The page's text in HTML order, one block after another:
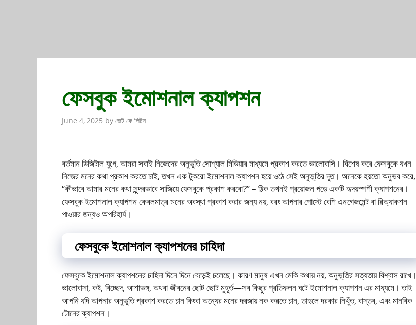
ফেসবুক ইমোশনাল ক্যাপশন
June 4, 2025 by জেট কে লিটন
বর্তমান ডিজিটাল যুগে, আমরা সবাই নিজেদের অনুভূতি সোশ্যাল মিডিয়ার মাধ্যমে প্রকাশ করতে ভালোবাসি। বিশেষ করে ফেসবুকে যখন
নিজের মনের কথা প্রকাশ করতে চাই, তখন এক টুকরো ইমোশনাল ক্যাপশন হয়ে ওঠে সেই অনুভূতির দূত। অনেকে হয়তো অনুভব করে,
“কীভাবে আমার মনের কথা সুন্দরভাবে সাজিয়ে ফেসবুকে প্রকাশ করবো?” – ঠিক তখনই প্রয়োজন পড়ে একটি হৃদয়স্পর্শী ক্যাপশনের।
ফেসবুক ইমোশনাল ক্যাপশন কেবলমাত্র মনের অবস্থা প্রকাশ করার জন্য নয়, বরং আপনার পোস্টে বেশি এনগেজমেন্ট বা রিঅ্যাকশন
পাওয়ার জন্যও অপরিহার্য।
ফেসবুকে ইমোশনাল ক্যাপশনের চাহিদা
ফেসবুকে ইমোশনাল ক্যাপশনের চাহিদা দিনে দিনে বেড়েই চলেছে। কারণ মানুষ এখন মেকি কথায় নয়, অনুভূতির সত্যতায় বিশ্বাস রাখে।
ভালোবাসা, কষ্ট, বিচ্ছেদ, আশাভঙ্গ, অথবা জীবনের ছোট ছোট মুহূর্ত—সব কিছুর প্রতিফলন ঘটে ইমোশনাল ক্যাপশন এর মাধ্যমে। তাই
আপনি যদি আপনার অনুভূতি প্রকাশ করতে চান কিংবা অন্যের মনের দরজায় নক করতে চান, তাহলে দরকার নিখুঁত, বাস্তব, এবং মানবিক
টোনের ক্যাপশন।